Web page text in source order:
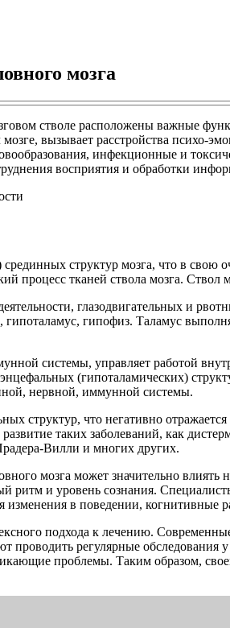
мозга
стволе расположены важные
вызывает расстройства психо-
инфекционные и
восприятия и обработки
структур мозга, что в свою
процесс тканей ствола мозга. Ствол
глазодвигательных и
гипофиз. Таламус
системы, управляет работой
(гипоталамических)
нервной, иммунной системы.
структур, что негативно
таких заболеваний, как
Вилли и многих других.
мозга может значительно
и уровень сознания.
в поведении, когнитивные
подхода к лечению.
проводить регулярные
проблемы. Таким образом,